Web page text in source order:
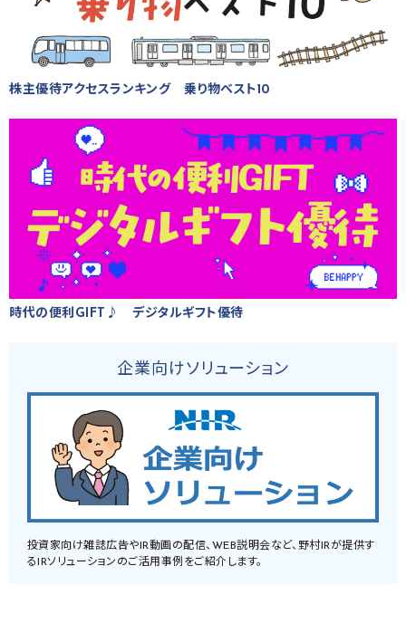
株主優待アクセスランキング 乗り物ベスト10
時代の便利GIFT♪ デジタルギフト優待
企業向けソリューション
投資家向け雑誌広告やIR動画の配信、WEB説明会など、野村IRが提供す
るIRソリューションのご活用事例をご紹介します。